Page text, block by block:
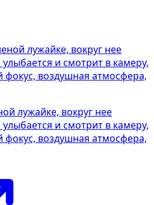
лужайке, вокруг нее
и смотрит в камеру,
фокус, воздушная атмосфера,